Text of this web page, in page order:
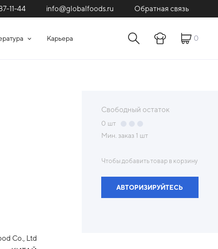
11-44 info@globalfoods.ru Обратная связь
Карьера 0
Co., Ltd
Свободный остаток
0 шт
Мин. заказ 1 шт
Чтобы добавить товар в корзину
АВТОРИЗИРУЙТЕСЬ